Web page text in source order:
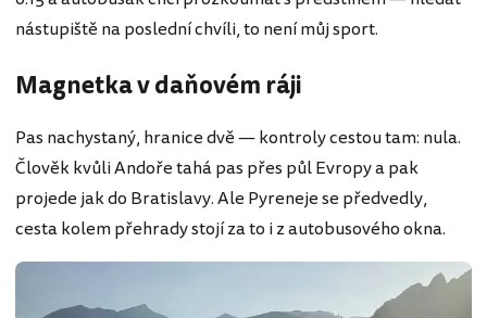
nástupiště na poslední chvíli, to není můj sport.
Magnetka v daňovém ráji
Pas nachystaný, hranice dvě — kontroly cestou tam: nula.
Člověk kvůli Andoře tahá pas přes půl Evropy a pak
projede jak do Bratislavy. Ale Pyreneje se předvedly,
cesta kolem přehrady stojí za to i z autobusového okna.